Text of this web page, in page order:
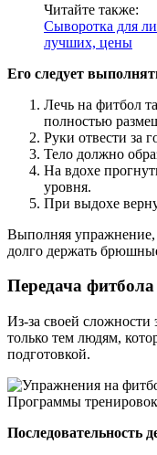
Читайте также:
Сыворотка для
лучших, цены
Его следует
Лечь на фитбол
полностью
Руки отвести за
Тело должно
На вдохе
уровня.
При выдохе
Выполняя упражнение,
долго держать
Передача
Из-за своей сложности
только тем людям,
подготовкой.
Последовательность